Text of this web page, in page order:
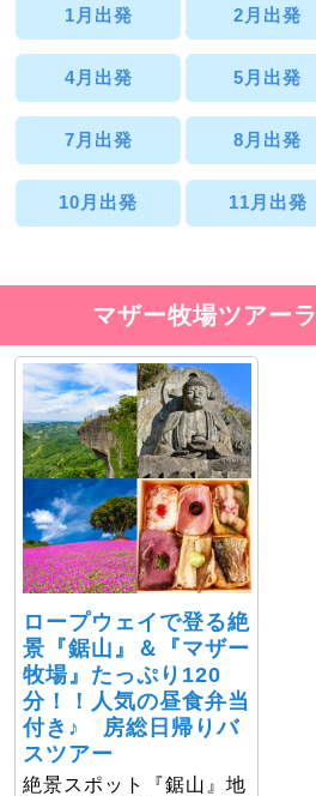
1月出発 2月出発
4月出発 5月出発
7月出発 8月出発
10月出発 11月出発
マザー牧場ツアー
ロープウェイで登る絶
景『鋸山』＆『マザー
牧場』たっぷり120
分！！人気の昼食弁当
付き♪ 房総日帰りバ
スツアー
絶景スポット『鋸山』地